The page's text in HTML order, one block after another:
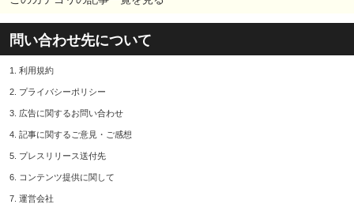
問い合わせ先について
1. 利用規約
2. プライバシーポリシー
3. 広告に関するお問い合わせ
4. 記事に関するご意見・ご感想
5. プレスリリース送付先
6. コンテンツ提供に関して
7. 運営会社